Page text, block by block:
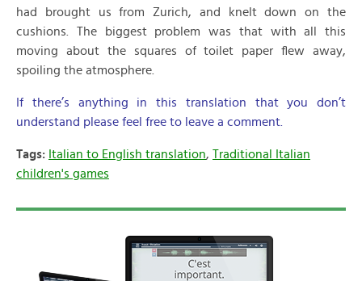
had brought us from Zurich, and knelt down on the
cushions. The biggest problem was that with all this
moving about the squares of toilet paper flew away,
spoiling the atmosphere.
If there’s anything in this translation that you don’t
understand please feel free to leave a comment.
Tags: Italian to English translation, Traditional Italian
children's games